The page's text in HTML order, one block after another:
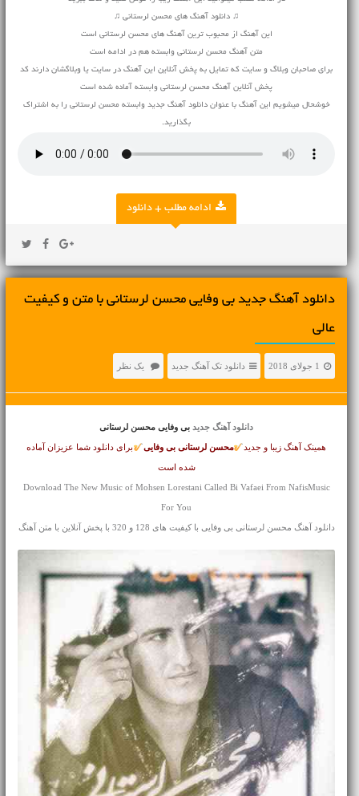
♫ دانلود آهنگ های محسن لرستانی ♫
این آهنگ از محبوب ترین آهنگ های محسن لرستانی است
متن آهنگ محسن لرستانی وابسته هم در ادامه است
برای صاحبان وبلاگ و سایت که تمایل به پخش آنلاین این آهنگ در سایت یا وبلاگشان دارند کد
پخش آنلاین آهنگ محسن لرستانی وابسته آماده شده است
خوشحال میشویم این آهنگ با عنوان دانلود آهنگ جدید وابسته محسن لرستانی را به اشتراک
بگذارید.
ادامه مطلب + دانلود
دانلود آهنگ جديد بی وفایی محسن لرستانی با متن و کیفیت
عالی
1 جولای 2018 دانلود تک آهنگ جدید یک نظر
دانلود آهنگ جدید بی وفایی محسن لرستانی
همینک آهنگ زیبا و جدید محسن لرستانی بی وفایی برای دانلود شما عزیزان آماده
شده است
Download The New Music of Mohsen Lorestani Called Bi Vafaei From NafisMusic
For You
دانلود آهنگ محسن لرستانی بی وفایی با کیفیت های 128 و 320 با پخش آنلاین با متن آهنگ